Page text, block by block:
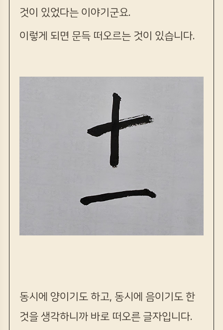
것이 있었다는 이야기군요.
이렇게 되면 문득 떠오르는 것이 있습니다.
동시에 양이기도 하고, 동시에 음이기도 한
것을 생각하니까 바로 떠오른 글자입니다.